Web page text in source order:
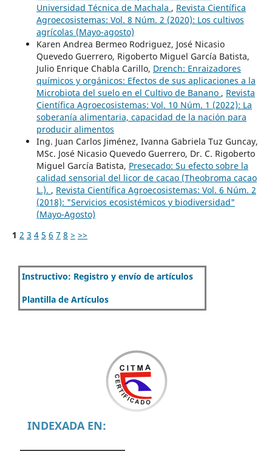
Universidad Técnica de Machala , Revista Científica
Agroecosistemas: Vol. 8 Núm. 2 (2020): Los cultivos
agrícolas (Mayo-agosto)
Karen Andrea Bermeo Rodriguez, José Nicasio
Quevedo Guerrero, Rigoberto Miguel García Batista,
Julio Enrique Chabla Carillo, Drench: Enraizadores
químicos y orgánicos: Efectos de sus aplicaciones a la
Microbiota del suelo en el Cultivo de Banano , Revista
Científica Agroecosistemas: Vol. 10 Núm. 1 (2022): La
soberanía alimentaria, capacidad de la nación para
producir alimentos
Ing. Juan Carlos Jiménez, Ivanna Gabriela Tuz Guncay,
MSc. José Nicasio Quevedo Guerrero, Dr. C. Rigoberto
Miguel García Batista, Presecado: Su efecto sobre la
calidad sensorial del licor de cacao (Theobroma cacao
L.). , Revista Científica Agroecosistemas: Vol. 6 Núm. 2
(2018): "Servicios ecosistémicos y biodiversidad"
(Mayo-Agosto)
1 2 3 4 5 6 7 8 > >>
Instructivo: Registro y envío de artículos
Plantilla de Artículos
INDEXADA EN: